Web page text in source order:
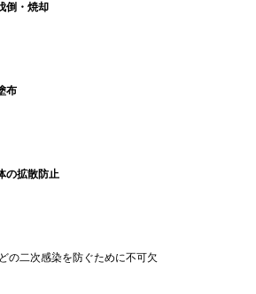
倒・焼却
布
の拡散防止
の二次感染を防ぐために不可欠